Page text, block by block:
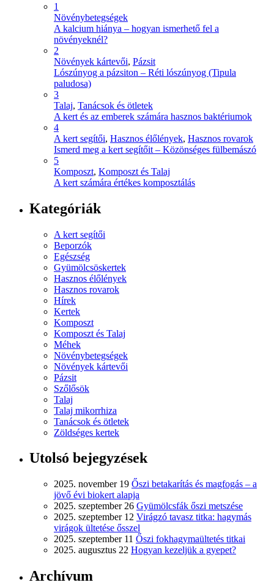
1
Növénybetegségek
A kalcium hiánya – hogyan ismerhető fel a
növényeknél?
2
Növények kártevői, Pázsit
Lószúnyog a pázsiton – Réti lószúnyog (Tipula
paludosa)
3
Talaj, Tanácsok és ötletek
A kert és az emberek számára hasznos baktériumok
4
A kert segítői, Hasznos élőlények, Hasznos rovarok
Ismerd meg a kert segítőit – Közönséges fülbemászó
5
Komposzt, Komposzt és Talaj
A kert számára értékes komposztálás
Kategóriák
A kert segítői
Beporzók
Egészség
Gyümölcsöskertek
Hasznos élőlények
Hasznos rovarok
Hírek
Kertek
Komposzt
Komposzt és Talaj
Méhek
Növénybetegségek
Növények kártevői
Pázsit
Szőlősök
Talaj
Talaj mikorrhiza
Tanácsok és ötletek
Zöldséges kertek
Utolsó bejegyzések
2025. november 19 Őszi betakarítás és magfogás – a
jövő évi biokert alapja
2025. szeptember 26 Gyümölcsfák őszi metszése
2025. szeptember 12 Virágzó tavasz titka: hagymás
virágok ültetése ősszel
2025. szeptember 11 Őszi fokhagymaültetés titkai
2025. augusztus 22 Hogyan kezeljük a gyepet?
Archívum